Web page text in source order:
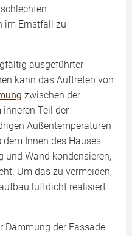
im Ernstfall zu
ausgeführter
kann das Auftreten von
zwischen der
Teil der
Außentemperaturen
Innen des Hauses
und Wand kondensieren,
Um das zu vermeiden,
luftdicht realisiert
Dämmung der Fassade